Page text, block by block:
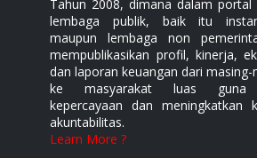
Tahun 2008, dimana dalam
lembaga publik, baik itu
maupun lembaga non
mempublikasikan profil, kinerja,
dan laporan keuangan dari
ke masyarakat luas guna
kepercayaan dan meningkatkan
akuntabilitas.
Learn More ?